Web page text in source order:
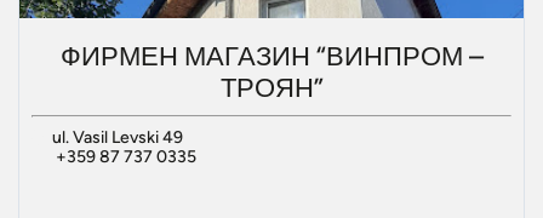
ФИРМЕН МАГАЗИН “ВИНПРОМ –
ТРОЯН”
ul. Vasil Levski 49
+359 87 737 0335